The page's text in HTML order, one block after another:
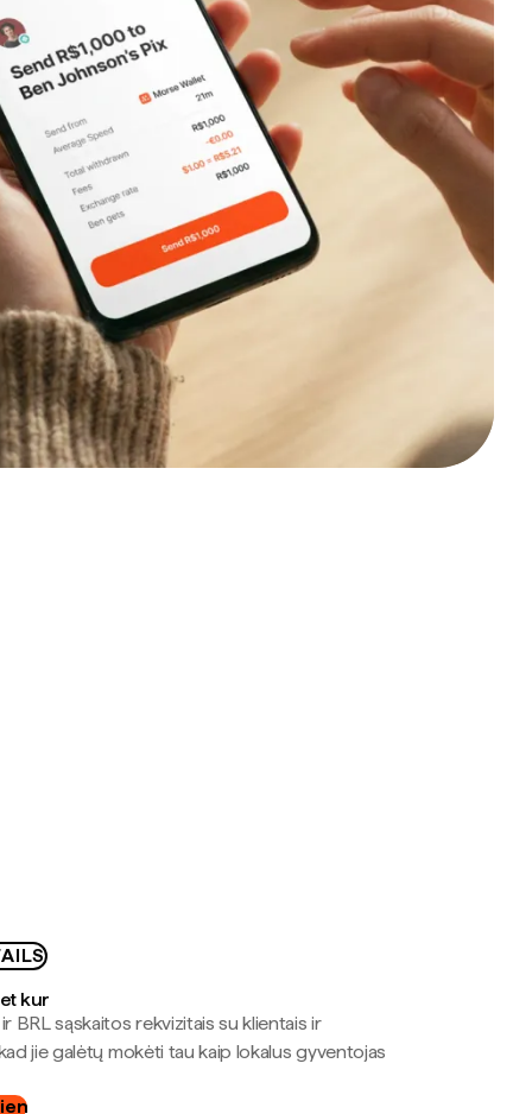
kur
ir BRL sąskaitos rekvizitais su klientais ir
jie galėtų mokėti tau kaip lokalus gyventojas